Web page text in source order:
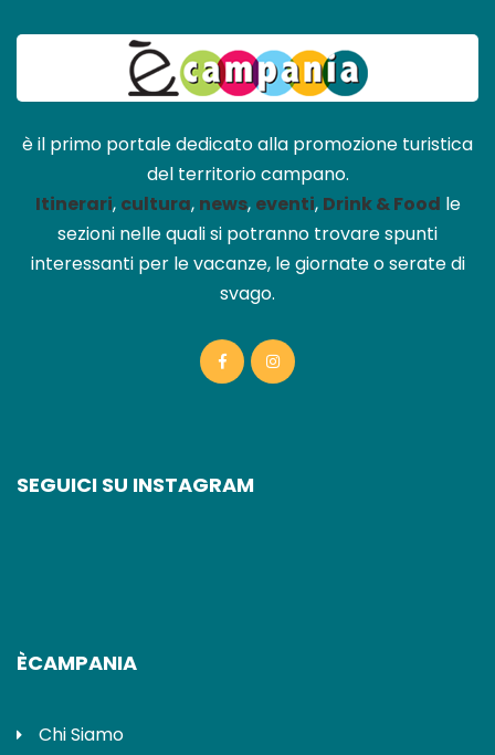
è il primo portale dedicato alla promozione turistica
del territorio campano.
Itinerari, cultura, news, eventi, Drink & Food le
sezioni nelle quali si potranno trovare spunti
interessanti per le vacanze, le giornate o serate di
svago.
SEGUICI SU INSTAGRAM
ÈCAMPANIA
Chi Siamo